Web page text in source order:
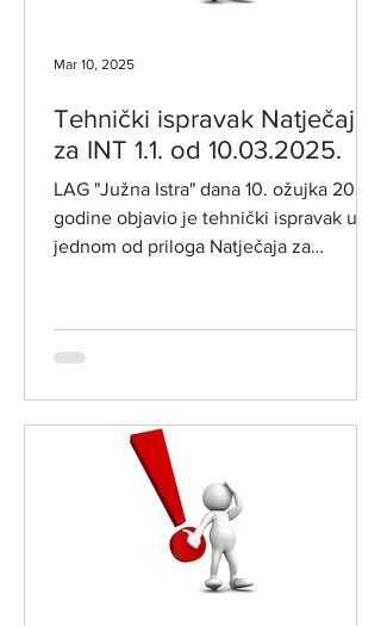
Tehnički ispravak Natječaja
za INT 1.1. od 10.03.2025.
LAG "Južna Istra" dana 10. ožujka 2025.
godine objavio je tehnički ispravak u
jednom od priloga Natječaja za
Mar 10, 2025